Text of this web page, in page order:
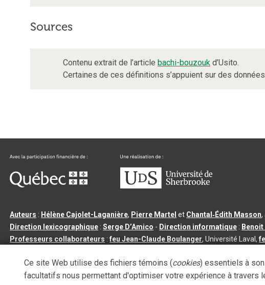
Sources
Contenu extrait de l’article bachi-bouzouk d’Usito.
Certaines de ces définitions s’appuient sur des
Auteurs : Hélène Cajolet-Laganière, Pierre Martel et Chantal‑Édith Masson,
Direction lexicographique :Serge D’Amico - Direction informatique :
Professeurs collaborateurs :feu Jean-Claude Boulanger, Université Laval,
Tous droits réservés©Université de Sherbrooke |3.2.2- Dernière mise à jour
Ce site Web utilise des fichiers témoins (cookies) essentiels à
facultatifs nous permettant d'optimiser votre expérience à travers